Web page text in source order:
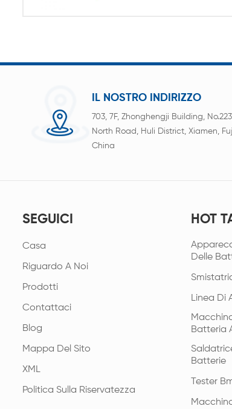
IL NOSTRO INDIRIZZO
703, 7F, Zhonghengji Building,
North Road, Huli District, Xiamen,
China
SEGUICI
Casa
Riguardo A Noi
Prodotti
Contattaci
Blog
Mappa Del Sito
XML
Politica Sulla Riservatezza
HOT
Delle
Linea Di
Batteria
Batterie
Tester